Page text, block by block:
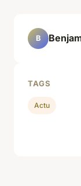
B
TAGS
Actu